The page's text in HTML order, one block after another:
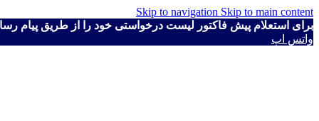
Skip to navigation Skip to main content
برای استعلام پیش فاکتور لیست درخواستی خود را از طریق پیام رسان ها به شماره
واتس اپ